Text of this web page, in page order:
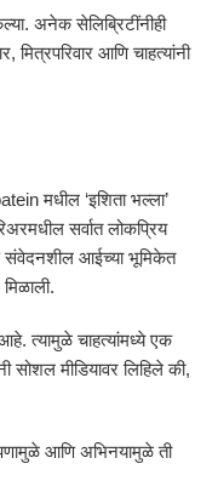
अनेक सेलिब्रिटींनीही
आणि चाहत्यांनी
मधील ‘इशिता भल्ला’
सर्वात लोकप्रिय
संवेदनशील आईच्या भूमिकेत
त्यामुळे चाहत्यांमध्ये एक
सोशल मीडियावर लिहिले की,
आणि अभिनयामुळे ती